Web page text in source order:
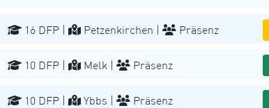
16 DFP | Petzenkirchen | Präsenz
10 DFP | Melk | Präsenz
10 DFP | Ybbs | Präsenz